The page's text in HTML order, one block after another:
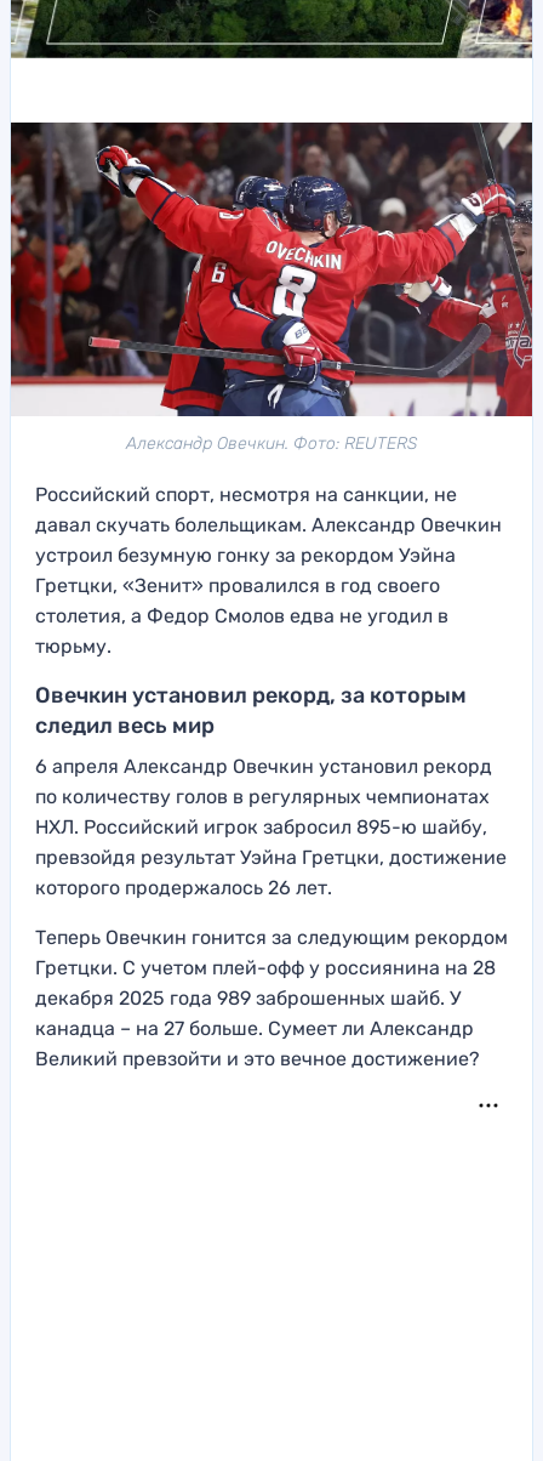
Александр Овечкин. Фото: REUTERS
Российский спорт, несмотря на санкции, не
давал скучать болельщикам. Александр Овечкин
устроил безумную гонку за рекордом Уэйна
Гретцки, «Зенит» провалился в год своего
столетия, а Федор Смолов едва не угодил в
тюрьму.
Овечкин установил рекорд, за которым
следил весь мир
6 апреля Александр Овечкин установил рекорд
по количеству голов в регулярных чемпионатах
НХЛ. Российский игрок забросил 895-ю шайбу,
превзойдя результат Уэйна Гретцки, достижение
которого продержалось 26 лет.
Теперь Овечкин гонится за следующим рекордом
Гретцки. С учетом плей-офф у россиянина на 28
декабря 2025 года 989 заброшенных шайб. У
канадца – на 27 больше. Сумеет ли Александр
Великий превзойти и это вечное достижение?